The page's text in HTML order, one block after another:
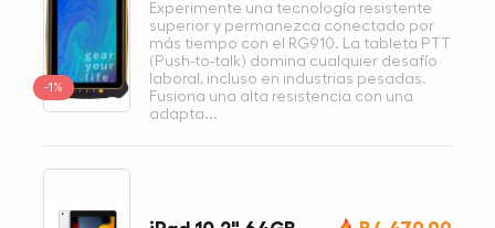
-1%
Experimente una tecnología resistente
superior y permanezca conectado por
más tiempo con el RG910. La tableta PTT
(Push-to-talk) domina cualquier desafío
laboral, incluso en industrias pesadas.
Fusiona una alta resistencia con una
adapta...